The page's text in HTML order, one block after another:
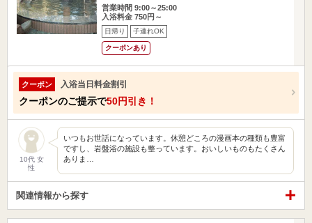
営業時間 9:00～25:00
入浴料金 750円～
日帰り 子連れOK
クーポンあり
クーポン 入浴当日料金割引
クーポンのご提示で50円引き！
10代 女
性
いつもお世話になっています。休憩どころの漫画本の種類も豊富
ですし、岩盤浴の施設も整っています。おいしいものもたくさん
ありま…
関連情報から探す